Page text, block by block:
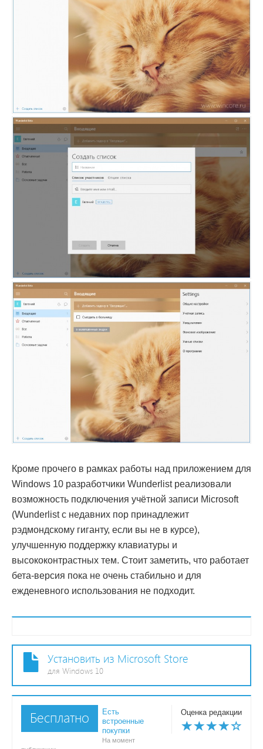
Кроме прочего в рамках работы над приложением для
Windows 10 разработчики Wunderlist реализовали
возможность подключения учётной записи Microsoft
(Wunderlist с недавних пор принадлежит
рэдмондскому гиганту, если вы не в курсе),
улучшенную поддержку клавиатуры и
высококонтрастных тем. Стоит заметить, что работает
бета-версия пока не очень стабильно и для
ежденевного использования не подходит.
Установить из Microsoft Store
для Windows 10
Бесплатно
Есть
встроенные
покупки
На момент
Оценка редакции